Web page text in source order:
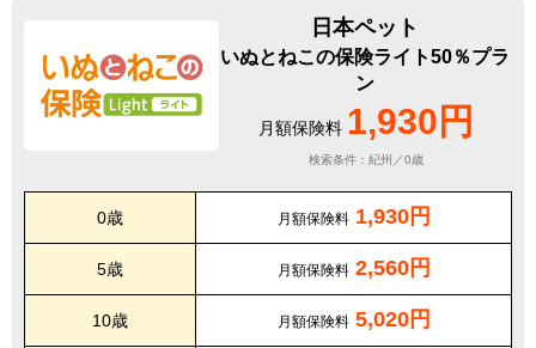
日本ペット
いぬとねこの保険ライト50％プラ
ン
月額保険料 1,930円
検索条件：紀州／0歳
0歳 月額保険料 1,930円
5歳 月額保険料 2,560円
10歳 月額保険料 5,020円